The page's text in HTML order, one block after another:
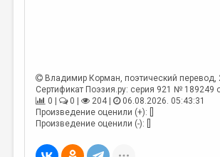
Владимир Корман, поэтический перевод,
Сертификат Поэзия.ру: серия 921 № 189249
0 |
0 | 204 |
06.08.2026. 05:43:31
Произведение оценили (+): []
Произведение оценили (-): []